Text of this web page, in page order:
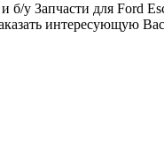
б/у Запчасти для
интересующую Вас